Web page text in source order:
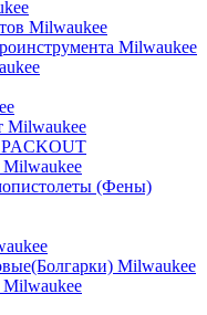
Milwaukee
Milwaukee
Milwaukee
(Фены)
Milwaukee